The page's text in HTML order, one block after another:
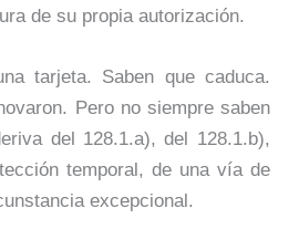
de su propia autorización.
tarjeta. Saben que caduca.
Pero no siempre saben
del 128.1.a), del 128.1.b),
temporal, de una vía de
excepcional.